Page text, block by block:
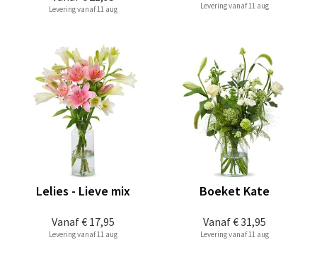
Levering vanaf 11 aug Levering vanaf 11 aug
Vanaf€ 17,95
Lelies - Lieve mix
Levering vanaf 11 aug
Vanaf€ 31,95
Boeket Kate
Levering vanaf 11 aug